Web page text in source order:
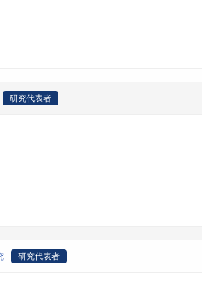
研究代表者
研究代表者